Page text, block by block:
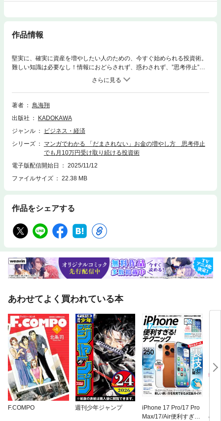
作品情報
堅実に、確実に資産を増やしたい人のための、今すぐ始められる投資術。
難しい知識は必要なし！情報におどらされず、惑わされず、”思考停止”で
運用することが、お金が増える近道となる。
著者
鳥海翔
出版社
KADOKAWA
ジャンル
ビジネス・経済
シリーズ
マンガでわかる 「だまされない」お金の増やし方 思考停止
でも月10万円受け取り続ける投資術
電子版配信開始日
2025/11/12
ファイルサイズ
22.38 MB
作品をシェアする
あわせてよく買われている本
F.COMPO 週刊少年ジャンプ
iPhone 17 Pro/17 Pro
Max/17/Air便利すぎ
の